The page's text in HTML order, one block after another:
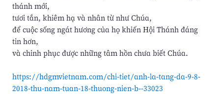
thánh mới,
tươi tắn, khiêm hạ và nhân từ như Chúa,
để cuộc sống ngát hương của họ khiến Hội Thánh đáng
tin hơn,
và chinh phục được những tâm hồn chưa biết Chúa.
https://hdgmvietnam.com/chi-tiet/anh-la-tang-da-9-8-
2018-thu-nam-tuan-18-thuong-nien-b--33023